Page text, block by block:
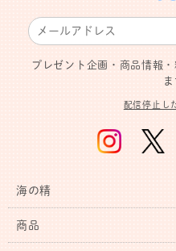
プレゼント企画・商品情報
ま
配信停止し
海の精
商品